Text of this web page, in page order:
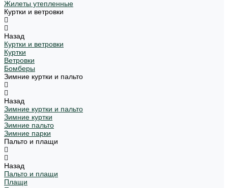
Жилеты утепленные
Куртки и ветровки
Назад
Куртки и ветровки
Куртки
Ветровки
Бомберы
Зимние куртки и пальто
Назад
Зимние куртки и пальто
Зимние куртки
Зимние пальто
Зимние парки
Пальто и плащи
Назад
Пальто и плащи
Плащи